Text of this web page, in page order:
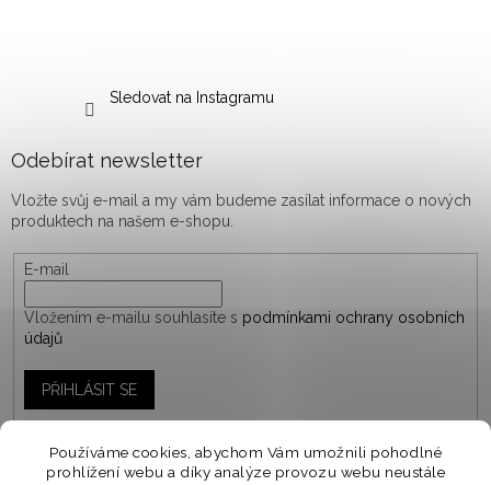
Používáme cookies, abychom Vám umožnili pohodlné
prohlížení webu a díky analýze provozu webu neustále
Sledovat na Instagramu
Odebírat newsletter
Vložte svůj e-mail a my vám budeme zasílat informace o nových
produktech na našem e-shopu.
E-mail
Vložením e-mailu souhlasíte s podmínkami ochrany osobních
údajů
PŘIHLÁSIT SE